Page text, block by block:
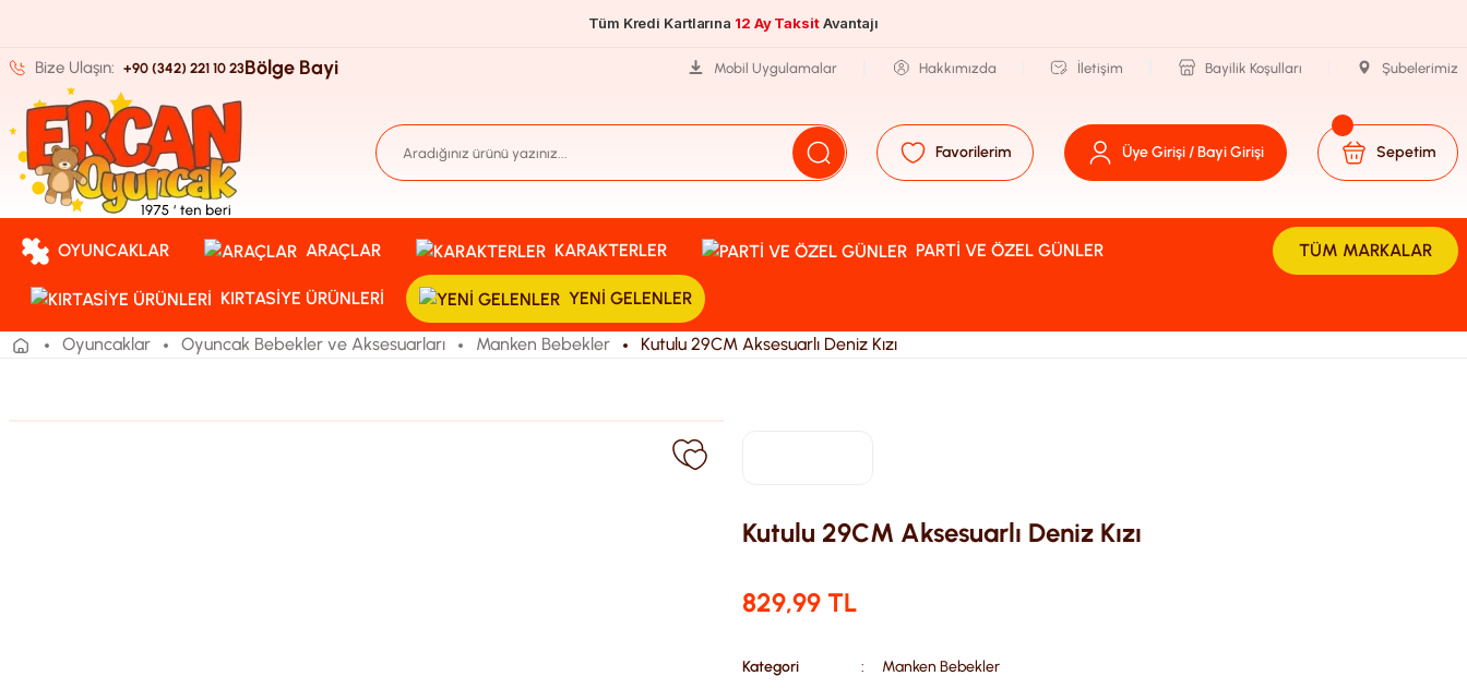
Tüm Kredi Kartlarına 12 Ay TaksitAvantajı
Bize Ulaşın: +90 (342) 221 10 23Bölge Bayi Mobil Uygulamalar Hakkımızda İletişim Bayilik Koşulları Şubelerimiz
Favorilerim Üye Girişi / Bayi Girişi Sepetim
OYUNCAKLAR ARAÇLAR KARAKTERLER PARTI VE ÖZEL GÜNLER
KIRTASIYE ÜRÜNLERI YENI GELENLER
TÜM MARKALAR
Oyuncaklar Oyuncak Bebekler ve Aksesuarları Manken Bebekler Kutulu 29CM Aksesuarlı Deniz Kızı
Kutulu 29CM Aksesuarlı Deniz Kızı
829,99 TL
Kategori
Manken Bebekler